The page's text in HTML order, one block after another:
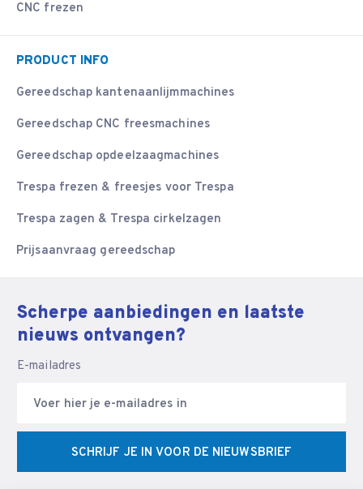
CNC frezen
PRODUCT INFO
Gereedschap kantenaanlijmmachines
Gereedschap CNC freesmachines
Gereedschap opdeelzaagmachines
Trespa frezen & freesjes voor Trespa
Trespa zagen & Trespa cirkelzagen
Prijsaanvraag gereedschap
Scherpe aanbiedingen en laatste
nieuws ontvangen?
E-mailadres
SCHRIJF JE IN VOOR DE NIEUWSBRIEF